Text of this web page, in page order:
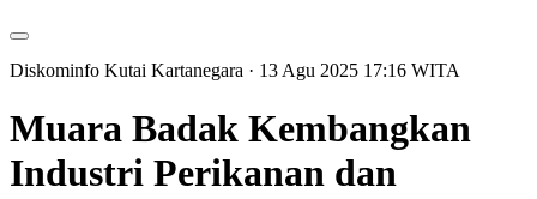
Diskominfo Kutai Kartanegara · 13 Agu 2025 17:16 WITA
Muara Badak Kembangkan
Industri Perikanan dan